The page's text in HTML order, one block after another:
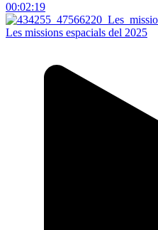
00:02:19
Les missions espacials del 2025